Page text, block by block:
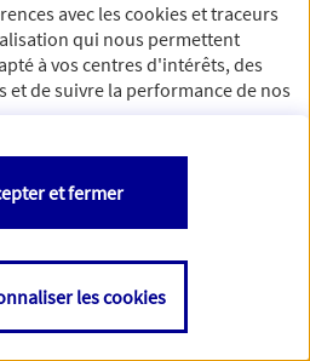
avec lescookies et traceurs
qui nous permettent
à vos centres d'intérêts, des
et de suivre la performance de nos
de les refuser comme de
en allant sur
decookiesles cookies
et fermer